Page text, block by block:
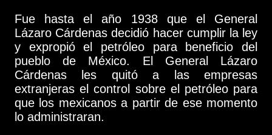
Fue hasta el año 1938 que el General
Lázaro Cárdenas decidió hacer cumplir la ley
y expropió el petróleo para beneficio del
pueblo de México. El General Lázaro
Cárdenas les quitó a las empresas
extranjeras el control sobre el petróleo para
que los mexicanos a partir de ese momento
lo administraran.